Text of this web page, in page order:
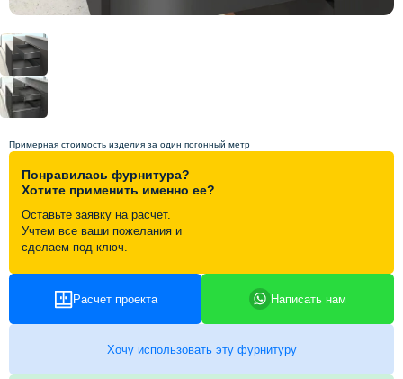
Портфолио
Видеоотзывы
Контакты
Примерная стоимость изделия за один погонный метр
Понравилась фурнитура?
Хотите применить именно ее?
Оставьте заявку на расчет.
Учтем все ваши пожелания и
сделаем под ключ.
Расчет проекта Написать нам
Хочу использовать эту фурнитуру